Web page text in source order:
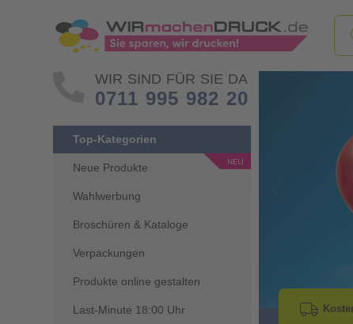
WIR SIND FÜR SIE DA
0711 995 982 20
Top-Kategorien
Neue Produkte
Wahlwerbung
Broschüren & Kataloge
Verpackungen
Produkte online gestalten
Last-Minute 18:00 Uhr
Go to Previous